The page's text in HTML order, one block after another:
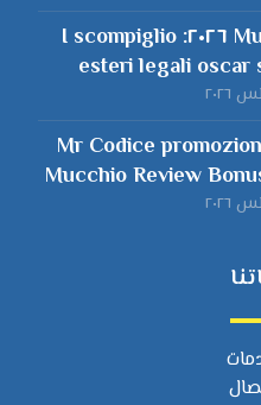
Mucchio Online Stranieri ٢٠٢٦: I scompiglio
esteri legali oscar
Mr Codice
Mucchio Review